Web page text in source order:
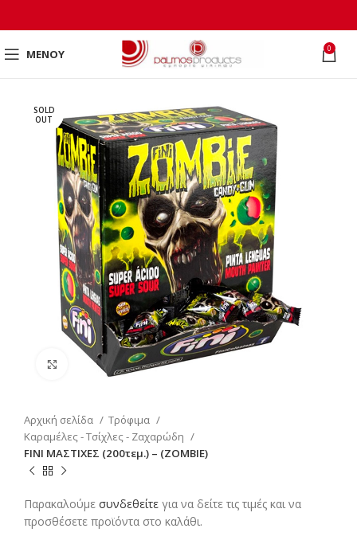
ΜΕΝΟΎ 0
SOLD
OUT
Click to enlarge
Αρχική σελίδα
Τρόφιμα
Καραμέλες - Τσίχλες - Ζαχαρώδη
FINI ΜΑΣΤΙΧΕΣ (200τεμ.) – (ZOMBIE)
Παρακαλούμε συνδεθείτε για να δείτε τις τιμές και να
προσθέσετε προϊόντα στο καλάθι.